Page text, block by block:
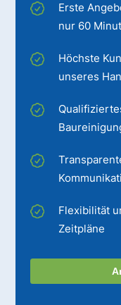
Erste
nur 60
Höchste
unseres
Flexibilität
Zeitpläne